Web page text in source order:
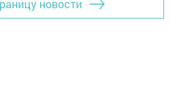
новости